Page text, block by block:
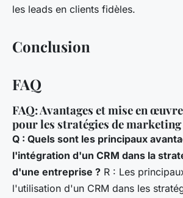
les leads en clients fidèles.
Conclusion
FAQ
FAQ: Avantages et mise en
pour les stratégies de marketing
Q : Quels sont les principaux
l'intégration d'un CRM dans la
d'une entreprise ? R : Les
l'utilisation d'un CRM dans les